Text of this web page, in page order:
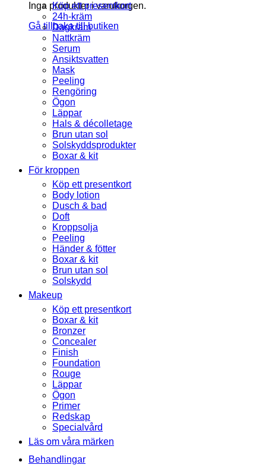
Inga produkter i varukorgen.
Gå tillbaka till butiken
Köp ett presentkort
24h-kräm
Dagkräm
Nattkräm
Serum
Ansiktsvatten
Mask
Peeling
Rengöring
Ögon
Läppar
Hals & décolletage
Brun utan sol
Solskyddsprodukter
Boxar & kit
För kroppen
Köp ett presentkort
Body lotion
Dusch & bad
Doft
Kroppsolja
Peeling
Händer & fötter
Boxar & kit
Brun utan sol
Solskydd
Makeup
Köp ett presentkort
Boxar & kit
Bronzer
Concealer
Finish
Foundation
Rouge
Läppar
Ögon
Primer
Redskap
Specialvård
Läs om våra märken
Behandlingar